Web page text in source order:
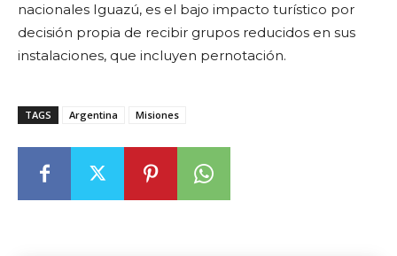
nacionales Iguazú, es el bajo impacto turístico por
decisión propia de recibir grupos reducidos en sus
instalaciones, que incluyen pernotación.
TAGS Argentina Misiones